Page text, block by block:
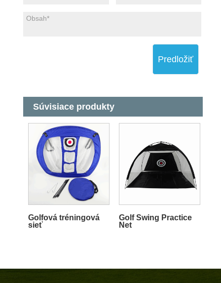
Predložiť
Súvisiace produkty
Golfová tréningová
sieť
Golf Swing Practice
Net